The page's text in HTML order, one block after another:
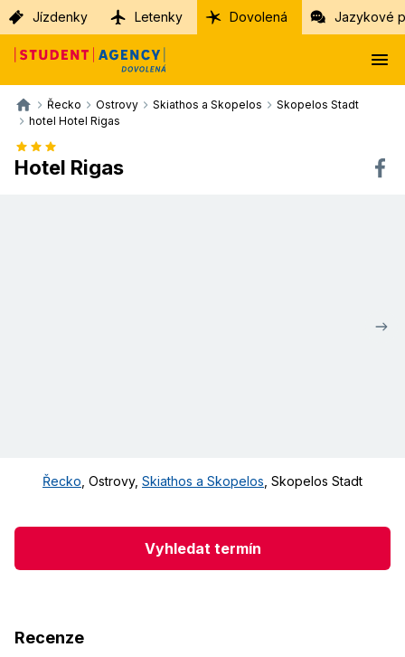
Jízdenky Letenky Dovolená Jazykové
Řecko Ostrovy Skiathos a Skopelos
Skopelos Stadt
hotel Hotel Rigas
Hotel Rigas
Řecko Ostrovy, Skiathos a Skopelos Skopelos Stadt
Vyhledat termín
Recenze